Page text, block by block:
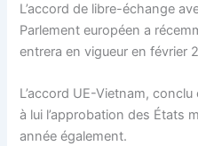
L’accord de libre-échange
Parlement européen a
entrera en vigueur en février
L’accord UE-Vietnam,
à lui l’approbation des États
année également.